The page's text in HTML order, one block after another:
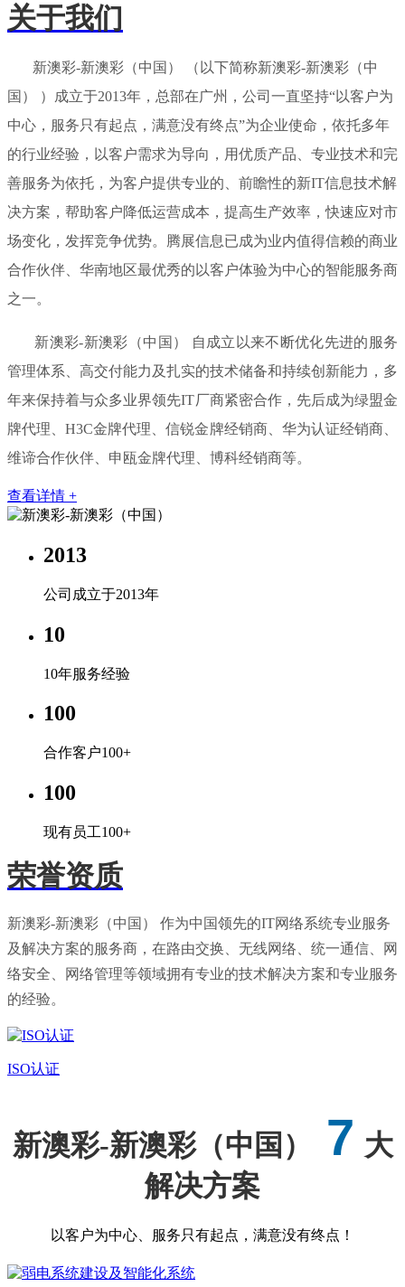
关于我们
新澳彩-新澳彩（中国） （以下简称新澳彩-新澳彩（中
国） ）成立于2013年，总部在广州，公司一直坚持“以客户为
中心，服务只有起点，满意没有终点”为企业使命，依托多年
的行业经验，以客户需求为导向，用优质产品、专业技术和完
善服务为依托，为客户提供专业的、前瞻性的新IT信息技术解
决方案，帮助客户降低运营成本，提高生产效率，快速应对市
场变化，发挥竞争优势。腾展信息已成为业内值得信赖的商业
合作伙伴、华南地区最优秀的以客户体验为中心的智能服务商
之一。
新澳彩-新澳彩（中国） 自成立以来不断优化先进的服务
管理体系、高交付能力及扎实的技术储备和持续创新能力，多
年来保持着与众多业界领先IT厂商紧密合作，先后成为绿盟金
牌代理、H3C金牌代理、信锐金牌经销商、华为认证经销商、
维谛合作伙伴、申瓯金牌代理、博科经销商等。
查看详情 +
2013
公司成立于2013年
10
10年服务经验
100
合作客户100+
100
现有员工100+
荣誉资质
新澳彩-新澳彩（中国） 作为中国领先的IT网络系统专业服务
及解决方案的服务商，在路由交换、无线网络、统一通信、网
络安全、网络管理等领域拥有专业的技术解决方案和专业服务
的经验。
ISO认证
新澳彩-新澳彩（中国） 7 大
解决方案
以客户为中心、服务只有起点，满意没有终点！